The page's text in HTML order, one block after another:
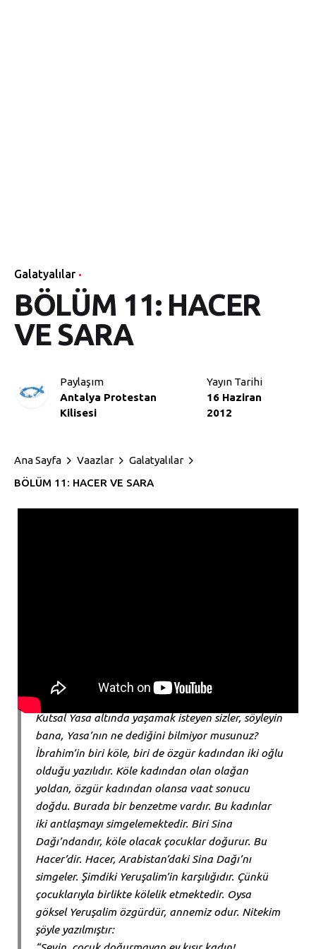
Galatyalılar
BÖLÜM 11: HACER
VE SARA
Paylaşım
Antalya Protestan
Kilisesi
Yayın Tarihi
16 Haziran
2012
Ana Sayfa Vaazlar
Galatyalılar
BÖLÜM 11: HACER VE SARA
Kutsal Yasa altında yaşamak isteyen sizler, söyleyin
bana, Yasa’nın ne dediğini bilmiyor musunuz?
İbrahim’in biri köle, biri de özgür kadından iki oğlu
olduğu yazılıdır. Köle kadından olan olağan
yoldan, özgür kadından olansa vaat sonucu
doğdu. Burada bir benzetme vardır. Bu kadınlar
iki antlaşmayı simgelemektedir. Biri Sina
Dağı’ndandır, köle olacak çocuklar doğurur. Bu
Hacer’dir. Hacer, Arabistan’daki Sina Dağı’nı
simgeler. Şimdiki Yeruşalim’in karşılığıdır. Çünkü
çocuklarıyla birlikte kölelik etmektedir. Oysa
göksel Yeruşalim özgürdür, annemiz odur. Nitekim
şöyle yazılmıştır: